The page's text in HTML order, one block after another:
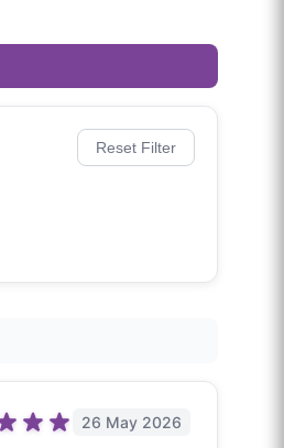
Reset Filter
26 May 2026